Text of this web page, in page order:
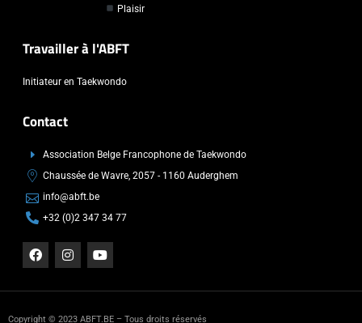
Plaisir
Travailler à l'ABFT
Initiateur en Taekwondo
Contact
Association Belge Francophone de Taekwondo
Chaussée de Wavre, 2057 - 1160 Auderghem
info@abft.be
+32 (0)2 347 34 77
Copyright © 2023 ABFT.BE – Tous droits réservés